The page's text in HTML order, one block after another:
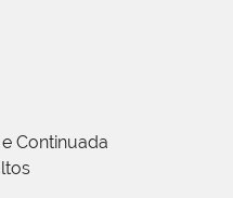
Continuada